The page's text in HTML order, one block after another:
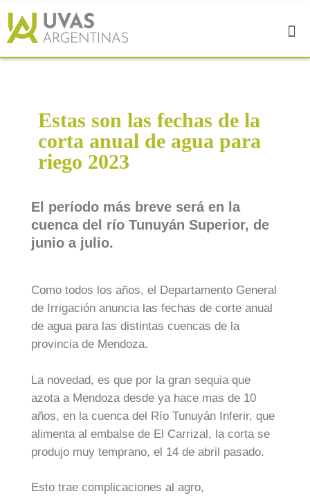
Estas son las fechas de la
corta anual de agua para
riego 2023
El período más breve será en la
cuenca del río Tunuyán Superior, de
junio a julio.
Como todos los años, el Departamento General
de Irrigación anuncia las fechas de corte anual
de agua para las distintas cuencas de la
provincia de Mendoza.
La novedad, es que por la gran sequia que
azota a Mendoza desde ya hace mas de 10
años, en la cuenca del Río Tunuyán Inferir, que
alimenta al embalse de El Carrizal, la corta se
produjo muy temprano, el 14 de abril pasado.
Esto trae complicaciones al agro,